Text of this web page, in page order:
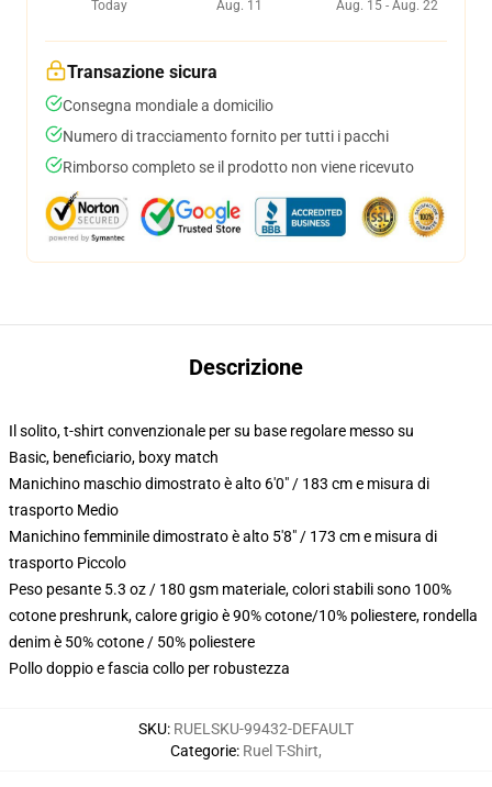
Today
Aug. 11
Aug. 15 - Aug. 22
Transazione sicura
Consegna mondiale a domicilio
Numero di tracciamento fornito per tutti i pacchi
Rimborso completo se il prodotto non viene ricevuto
Descrizione
Il solito, t-shirt convenzionale per su base regolare messo su
Basic, beneficiario, boxy match
Manichino maschio dimostrato è alto 6'0" / 183 cm e misura di
trasporto Medio
Manichino femminile dimostrato è alto 5'8" / 173 cm e misura di
trasporto Piccolo
Peso pesante 5.3 oz / 180 gsm materiale, colori stabili sono 100%
cotone preshrunk, calore grigio è 90% cotone/10% poliestere, rondella
denim è 50% cotone / 50% poliestere
Pollo doppio e fascia collo per robustezza
SKU: RUELSKU-99432-DEFAULT
Categorie: Ruel T-Shirt,